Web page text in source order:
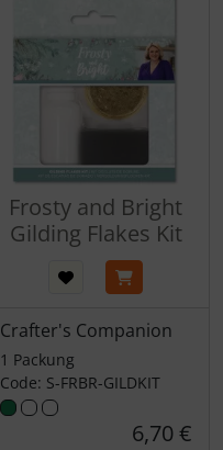
Frosty and Bright
Gilding Flakes Kit
Crafter's Companion
1 Packung
Code: S-FRBR-GILDKIT
6,70 €